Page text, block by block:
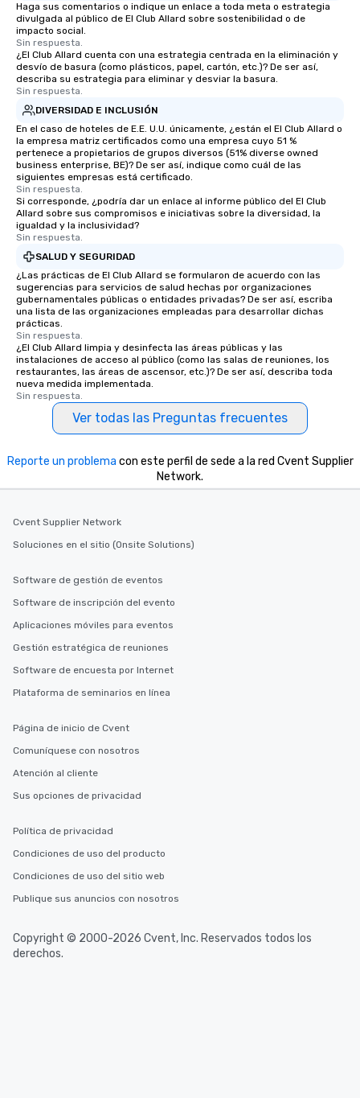
Haga sus comentarios o indique un enlace a toda meta o estrategia
divulgada al público de El Club Allard sobre sostenibilidad o de
impacto social.
Sin respuesta.
¿El Club Allard cuenta con una estrategia centrada en la eliminación y
desvío de basura (como plásticos, papel, cartón, etc.)? De ser así,
describa su estrategia para eliminar y desviar la basura.
Sin respuesta.
DIVERSIDAD E INCLUSIÓN
En el caso de hoteles de E.E. U.U. únicamente, ¿están el El Club Allard o
la empresa matriz certificados como una empresa cuyo 51 %
pertenece a propietarios de grupos diversos (51% diverse owned
business enterprise, BE)? De ser así, indique como cuál de las
siguientes empresas está certificado.
Sin respuesta.
Si corresponde, ¿podría dar un enlace al informe público del El Club
Allard sobre sus compromisos e iniciativas sobre la diversidad, la
igualdad y la inclusividad?
Sin respuesta.
SALUD Y SEGURIDAD
¿Las prácticas de El Club Allard se formularon de acuerdo con las
sugerencias para servicios de salud hechas por organizaciones
gubernamentales públicas o entidades privadas? De ser así, escriba
una lista de las organizaciones empleadas para desarrollar dichas
prácticas.
Sin respuesta.
¿El Club Allard limpia y desinfecta las áreas públicas y las
instalaciones de acceso al público (como las salas de reuniones, los
restaurantes, las áreas de ascensor, etc.)? De ser así, describa toda
nueva medida implementada.
Sin respuesta.
Ver todas las Preguntas frecuentes
Reporte un problema con este perfil de sede a la red Cvent Supplier
Network.
Cvent Supplier Network
Soluciones en el sitio (Onsite Solutions)
Software de gestión de eventos
Software de inscripción del evento
Aplicaciones móviles para eventos
Gestión estratégica de reuniones
Software de encuesta por Internet
Plataforma de seminarios en línea
Página de inicio de Cvent
Comuníquese con nosotros
Atención al cliente
Sus opciones de privacidad
Política de privacidad
Condiciones de uso del producto
Condiciones de uso del sitio web
Publique sus anuncios con nosotros
Copyright © 2000-2026 Cvent, Inc. Reservados todos los
derechos.